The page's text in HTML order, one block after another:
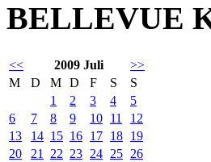
BELLEVUE
<< 2009 Juli
>>
M
D M D F S
S
1
2 3 4
5
6
7 8 9 10 11
12
13
14 15 16 17 18 19
20
21 22 23 24 25 26